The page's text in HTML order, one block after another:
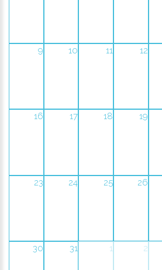
9 10 11 12
16 17 18 19
23 24 25 26
30 31 1 2